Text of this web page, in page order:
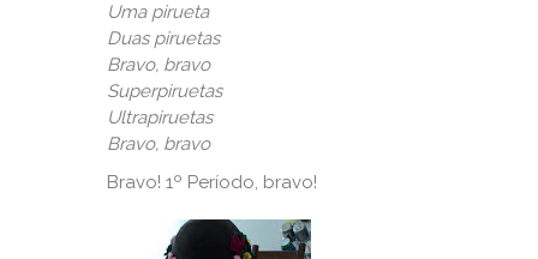
Uma pirueta
Duas piruetas
Bravo, bravo
Superpiruetas
Ultrapiruetas
Bravo, bravo
Bravo! 1º Período, bravo!